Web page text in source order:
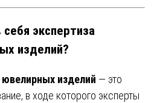
экспертиза
изделий?
изделий — это
в ходе которого эксперты